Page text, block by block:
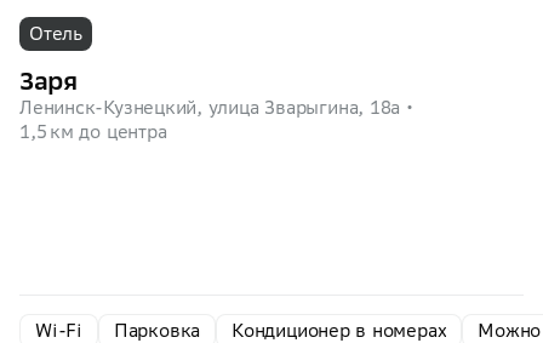
Отель
Заря
Ленинск-Кузнецкий, улица Зварыгина, 18а
1,5 км до центра
Wi-Fi Парковка Кондиционер в номерах Можно